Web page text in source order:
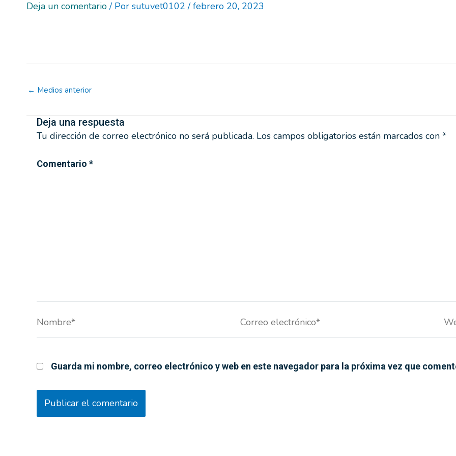
Deja un comentario / Por sutuvet0102/febrero 20, 2023
← Medios anterior
Deja una respuesta
Tu dirección de correo electrónico no será publicada. Los campos obligatorios están marcados con *
Comentario *
electrónico*
Guarda mi nombre, correo electrónico y web en este navegador para la próxima vez que